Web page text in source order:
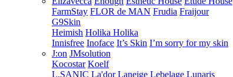
FarmStay FLOR de MAN Frudia Fraijour
G9Skin
Heimish Holika Holika
Innisfree Inoface It’s Skin I’m sorry for my skin
J:on JMsolution
Kocostar Koelf
L.SANIC La'dor Laneige Lebelage Lunaris